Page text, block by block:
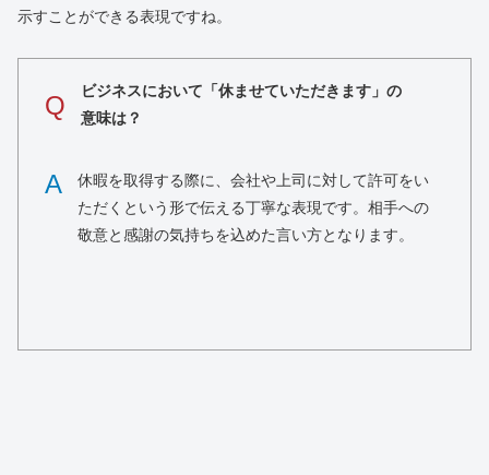
示すことができる表現ですね。
Q
ビジネスにおいて「休ませていただきます」の
意味は？
A
休暇を取得する際に、会社や上司に対して許可をい
ただくという形で伝える丁寧な表現です。相手への
敬意と感謝の気持ちを込めた言い方となります。